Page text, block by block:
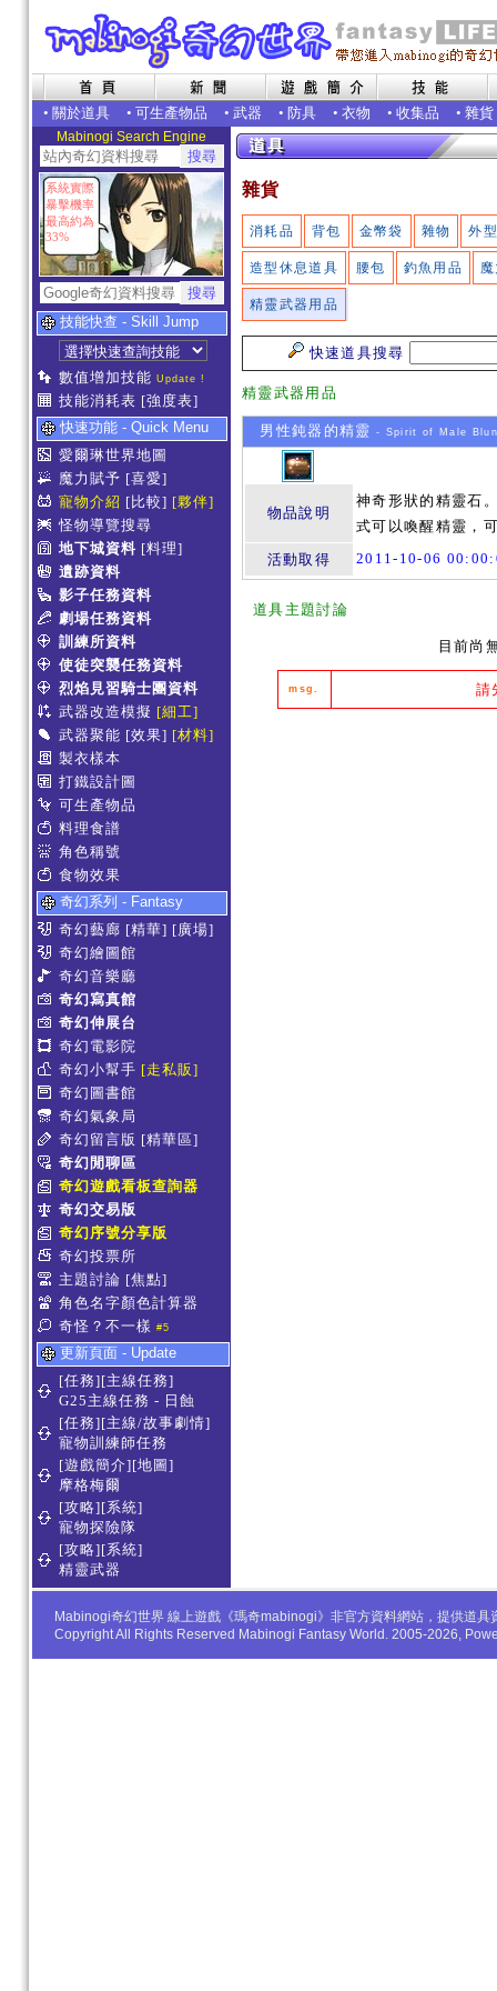
• 關於道具 • 可生產物品 • 武器 • 防具 • 衣物 • 收集品 • 雜貨
Mabinogi Search Engine
系統實際
暴擊機率
最高約為
33%
技能快查 - Skill Jump
數值增加技能 Update !
技能消耗表 [強度表]
快速功能 - Quick Menu
愛爾琳世界地圖
魔力賦予 [喜愛]
寵物介紹 [比較] [夥伴]
怪物導覽搜尋
地下城資料 [料理]
遺跡資料
影子任務資料
劇場任務資料
訓練所資料
使徒突襲任務資料
烈焰見習騎士團資料
武器改造模擬 [細工]
武器聚能 [效果] [材料]
製衣樣本
打鐵設計圖
可生產物品
料理食譜
角色稱號
食物效果
奇幻系列 - Fantasy
奇幻藝廊 [精華] [廣場]
奇幻繪圖館
奇幻音樂廳
奇幻寫真館
奇幻伸展台
奇幻電影院
奇幻小幫手 [走私販]
奇幻圖書館
奇幻氣象局
奇幻留言版 [精華區]
奇幻閒聊區
奇幻遊戲看板查詢器
奇幻交易版
奇幻序號分享版
奇幻投票所
主題討論 [焦點]
角色名字顏色計算器
奇怪？不一樣 #5
更新頁面 - Update
[任務][主線任務]
G25主線任務 - 日蝕
[任務][主線/故事劇情]
寵物訓練師任務
[遊戲簡介][地圖]
摩格梅爾
[攻略][系統]
寵物探險隊
[攻略][系統]
精靈武器
雜貨
消耗品 背包 金幣袋 雜物 外
造型休息道具 腰包 釣魚用品
精靈武器用品
快速道具搜尋
精靈武器用品
男性鈍器的精靈 - Spirit of Male
物品說明
神奇形狀的精靈石
式可以喚醒精靈，
活動取得
2011-10-06
道具主題討論
目前尚
msg. 請
Mabinogi奇幻世界 線上遊戲《瑪奇mabinogi》非官方資料網站，提供道
Copyright All Rights Reserved Mabinogi Fantasy World. 2005-2026,